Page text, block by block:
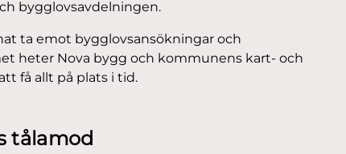
bygglovsavdelningen.
ta emot bygglovsansökningar och
heter Nova bygg och kommunens kart- och
få allt på plats i tid.
tålamod